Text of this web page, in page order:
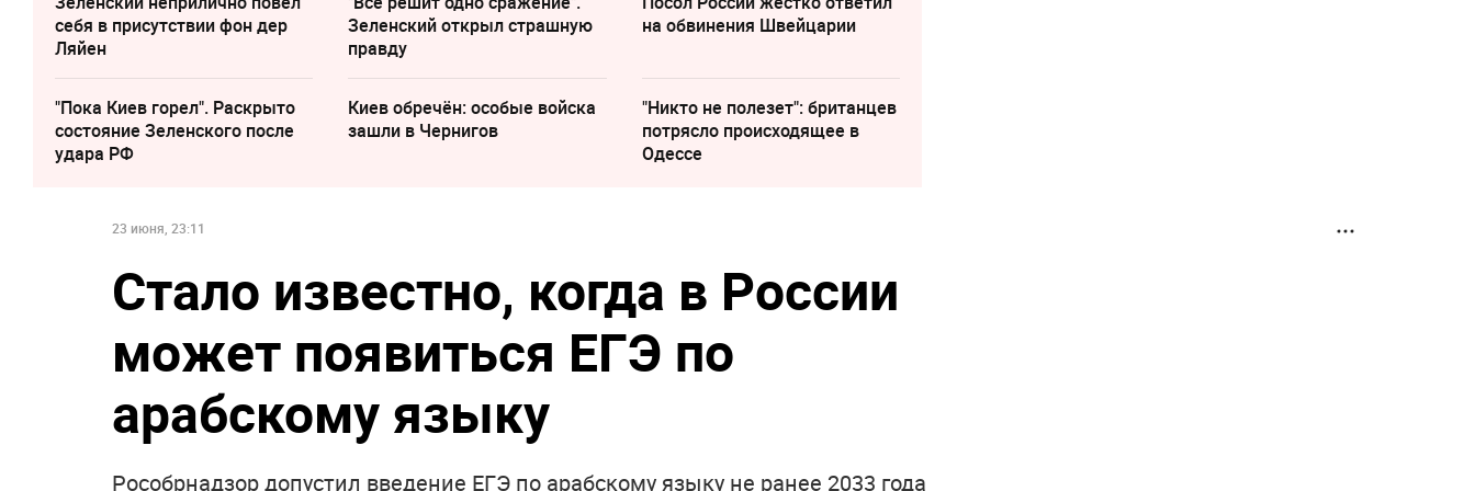
cебя в присутствии фон дер
Ляйен
Зеленский открыл страшную
правду
на обвинения Швейцарии
"Пока Киев горел". Раскрыто
состояние Зеленского после
удара РФ
Киев обречён: особые войска
зашли в Чернигов
"Никто не полезет": британцев
потрясло происходящее в
Одессе
23 июня, 23:11
Стало известно, когда в России
может появиться ЕГЭ по
арабскому языку
Рособрнадзор допустил введение ЕГЭ по арабскому языку не ранее 2033 года